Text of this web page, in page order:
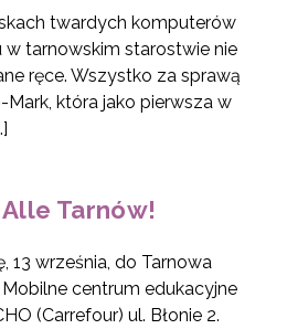
twardych komputerów
tarnowskim starostwie nie
ręce. Wszystko za sprawą
która jako pierwsza w
Tarnów!
13 września, do Tarnowa
centrum edukacyjne
(Carrefour) ul. Błonie 2.